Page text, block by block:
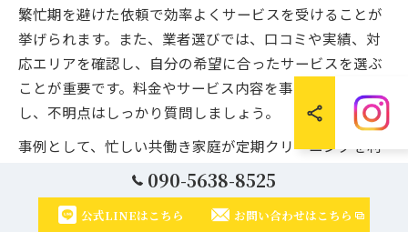
繁忙期を避けた依頼で効率よくサービスを受けることが
挙げられます。また、業者選びでは、口コミや実績、対
応エリアを確認し、自分の希望に合ったサービスを選ぶ
ことが重要です。料金やサービス内容を事前にチェック
し、不明点はしっかり質問しましょう。
事例として、忙しい共働き家庭が定期クリーニングを利
用した結果、「掃除のストレスから解放され、家族団ら
んの時間が増えた」という声があります。失敗例として
は、希望内容を伝え忘れてしまい、思った箇所が掃除さ
090-5638-8525
公式LINEはこちら お問い合わせはこちら